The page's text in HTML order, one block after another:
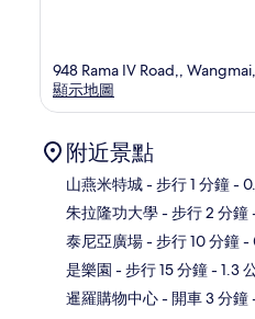
948 Rama IV Road,,
顯示地圖
附近景點
山燕米特城- 步行 1 分鐘-
朱拉隆功大學- 步行 2 分鐘
泰尼亞廣場- 步行 10 分鐘-
是樂園 - 步行 15 分鐘- 1.3
暹羅購物中心- 開車 3 分鐘